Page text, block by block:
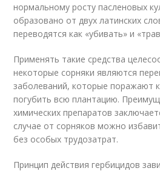
нормальному росту пасленовых
образовано от двух латинских
переводятся как «убивать» и
Применять такие средства
некоторые сорняки являются
заболеваний, которые поражают
погубить всю плантацию.
химических препаратов
случае от сорняков можно
без особых трудозатрат.
Принцип действия гербицидов